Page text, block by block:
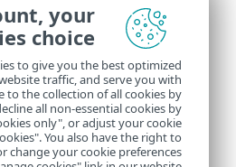
your
choice
to give you the best optimized
traffic, and serve you with
to the collection of all cookies by
all non-essential cookies by
only", or adjust your cookie
You also have the right to
change your cookie preferences